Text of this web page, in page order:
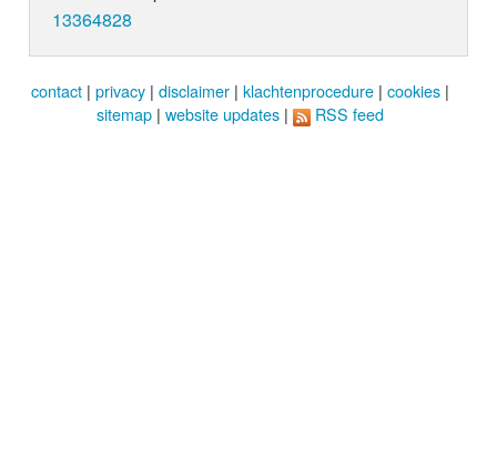
13364828
contact | privacy | disclaimer | klachtenprocedure | cookies |
sitemap | website updates | RSS feed